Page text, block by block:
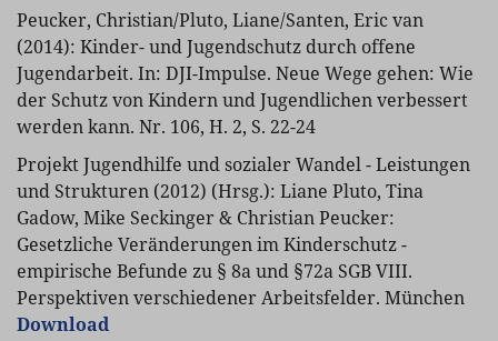
Peucker, Christian/Pluto, Liane/Santen, Eric van
(2014): Kinder- und Jugendschutz durch offene
Jugendarbeit. In: DJI-Impulse. Neue Wege gehen: Wie
der Schutz von Kindern und Jugendlichen verbessert
werden kann. Nr. 106, H. 2, S. 22-24
Projekt Jugendhilfe und sozialer Wandel - Leistungen
und Strukturen (2012) (Hrsg.): Liane Pluto, Tina
Gadow, Mike Seckinger & Christian Peucker:
Gesetzliche Veränderungen im Kinderschutz -
empirische Befunde zu § 8a und §72a SGB VIII.
Perspektiven verschiedener Arbeitsfelder. München
Download